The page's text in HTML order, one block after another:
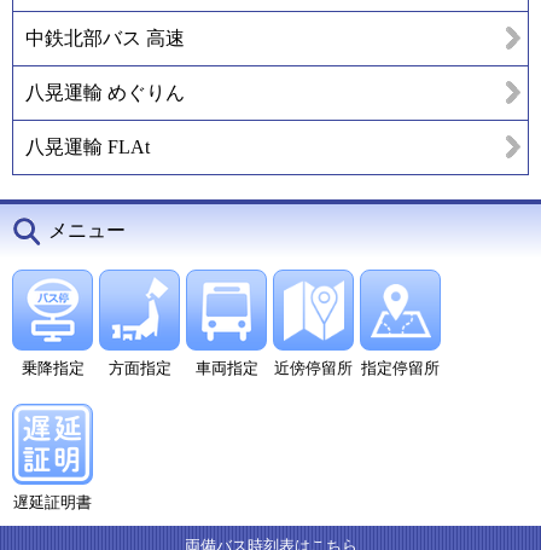
中鉄北部バス 高速
八晃運輸 めぐりん
八晃運輸 FLAt
メニュー
乗降指定 方面指定 車両指定 近傍停留所 指定停留所
遅延証明書
両備バス時刻表はこちら